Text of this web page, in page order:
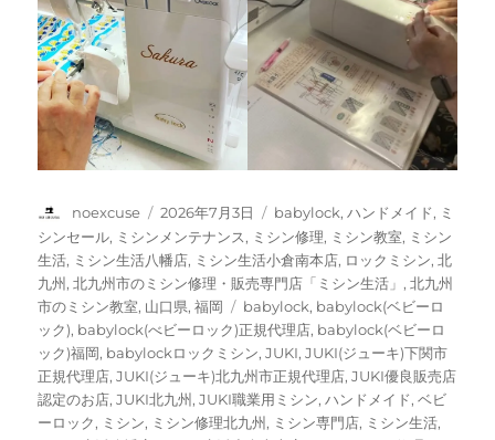
投
稿
者
noexcuse
投
稿
日:
2026年7月3日
カ
テ
ゴ
リ
ー
babylock,ハンドメイド, ミ
シンセール, ミシンメンテナンス, ミシン修理, ミシン教室, ミシン
生活, ミシン生活八幡店, ミシン生活小倉南本店, ロックミシン,北
九州,北九州市のミシン修理・販売専門店「ミシン生活」 ,北九州
市のミシン教室, 山口県,福岡
タ
グ
babylock, babylock(ベビーロ
ック), babylock(べビーロック)正規代理店, babylock(ベビーロ
ック)福岡, babylockロックミシン,JUKI,JUKI(ジューキ)下関市
正規代理店,JUKI(ジューキ)北九州市正規代理店,JUKI優良販売店
認定のお店,JUKI北九州,JUKI職業用ミシン,ハンドメイド,ベビ
ーロック, ミシン, ミシン修理北九州, ミシン専門店, ミシン生活,